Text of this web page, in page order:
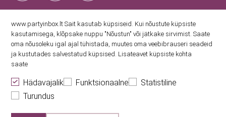
Saage esimestena uudiseid
Nõustun Party Inboxi privaatsuspoliitikaga
www.partyinbox.lt Sait kasutab küpsiseid. Kui nõustute küpsiste
kasutamisega, klõpsake nuppu "Nõustun" või jätkake sirvimist. Saate
oma nõusoleku igal ajal tühistada, muutes oma veebibrauseri seadeid
ja kustutades salvestatud küpsised. Lisateavet küpsiste kohta
saate
Hädavajalik Funktsionaalne
Statistiline
Turundus